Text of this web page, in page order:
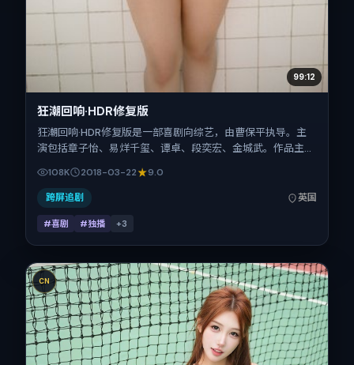
99:12
狂潮回响·HDR修复版
狂潮回响·HDR修复版是一部喜剧向综艺，由曹保平执导。主
演包括章子怡、易烊千玺、谭卓、段奕宏、金城武。作品主要
期 2018-03-22，正片时长106分钟。
108K 2018-03-22 9.0
跨屏追剧 英国
#喜剧 #独播 +3
CN